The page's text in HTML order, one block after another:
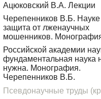
Ацюковский В.А. Лекции
Черепенников В.Б.
защита от лженаучных
мошенников.
Российской академии
фундаментальная наука
нужна. Монография.
Черепенников В.Б.
Псевдонаучные труды